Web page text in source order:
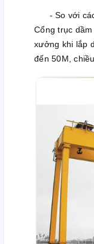
- So với các
Cổng trục
xưởng khi lắp
đến 50M,